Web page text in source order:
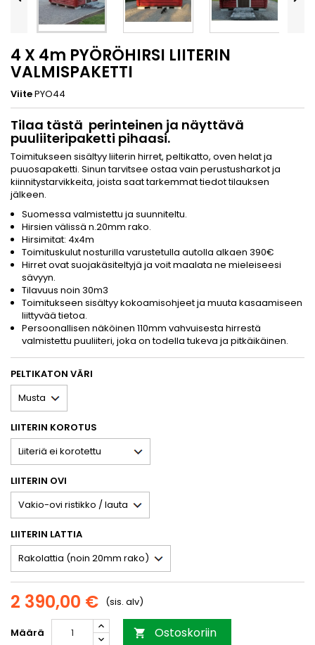
4 X 4m PYÖRÖHIRSI LIITERIN
VALMISPAKETTI
ViitePYO44
Tilaa tästä perinteinen ja näyttävä
puuliiteripaketti pihaasi.
Toimitukseen sisältyy liiterin hirret, peltikatto, oven helat ja
puuosapaketti. Sinun tarvitsee ostaa vain perustusharkot ja
kiinnitystarvikkeita, joista saat tarkemmat tiedot tilauksen
jälkeen.
Suomessa valmistettu ja suunniteltu.
Hirsien välissä n.20mm rako.
Hirsimitat: 4x4m
Toimituskulut nosturilla varustetulla autolla alkaen 390€
Hirret ovat suojakäsiteltyjä ja voit maalata ne mieleiseesi
sävyyn.
Tilavuus noin 30m3
Toimitukseen sisältyy kokoamisohjeet ja muuta kasaamiseen
liittyvää tietoa.
Persoonallisen näköinen 110mm vahvuisesta hirrestä
valmistettu puuliiteri, joka on todella tukeva ja pitkäikäinen.
PELTIKATON VÄRI
LIITERIN KOROTUS
LIITERIN OVI
LIITERIN LATTIA
2 390,00 € (sis. alv)
Määrä  Ostoskoriin